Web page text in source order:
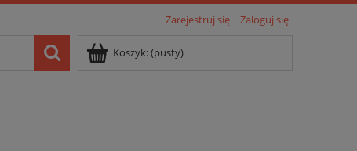
Zarejestruj się Zaloguj się
Koszyk:(pusty)